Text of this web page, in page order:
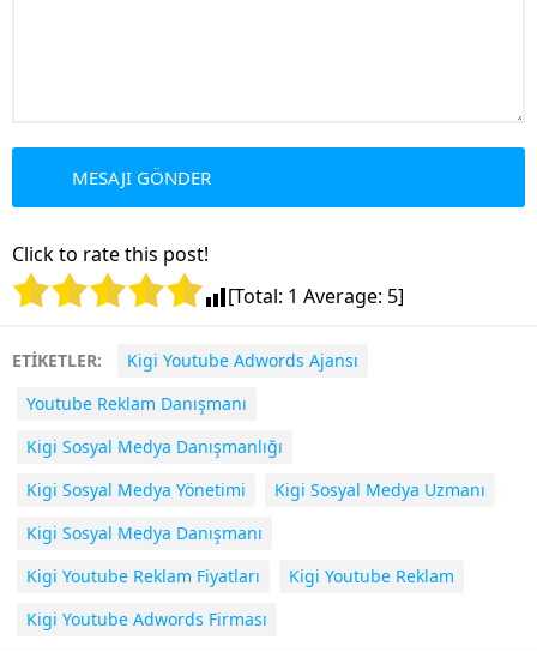
Click to rate this post!
[Total: 1 Average: 5]
ETİKETLER:
Kigi Youtube Adwords Ajansı
Youtube Reklam Danışmanı
Kigi Sosyal Medya Danışmanlığı
Kigi Sosyal Medya Yönetimi
Kigi Sosyal Medya Uzmanı
Kigi Sosyal Medya Danışmanı
Kigi Youtube Reklam Fiyatları
Kigi Youtube Reklam
Kigi Youtube Adwords Firması